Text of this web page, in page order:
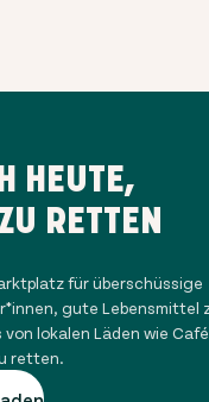
HEUTE,
RETTEN
für überschüssige
gute Lebensmittel
lokalen Läden wie
retten.